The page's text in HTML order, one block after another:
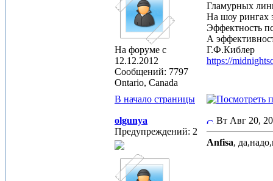
На форуме с
12.12.2012
Сообщений: 7797
Ontario, Canada
Гламурных
На шоу рингах
Эффектность
А
Г.Ф.Киблер
https://
В начало страницы
olgunya
Предупреждений: 2
Вт Авг 20,
Anfisa,